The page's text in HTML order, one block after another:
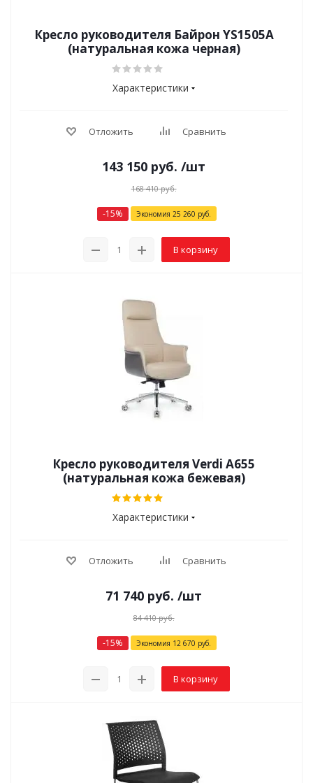
Кресло руководителя Байрон YS1505A
(натуральная кожа черная)
Характеристики
Отложить Сравнить
143 150 руб. /шт
168 410руб.
-15% Экономия 25 260 руб.
В корзину
Кресло руководителя Verdi A655
(натуральная кожа бежевая)
Характеристики
Отложить Сравнить
71 740 руб. /шт
84 410руб.
-15% Экономия 12 670 руб.
В корзину